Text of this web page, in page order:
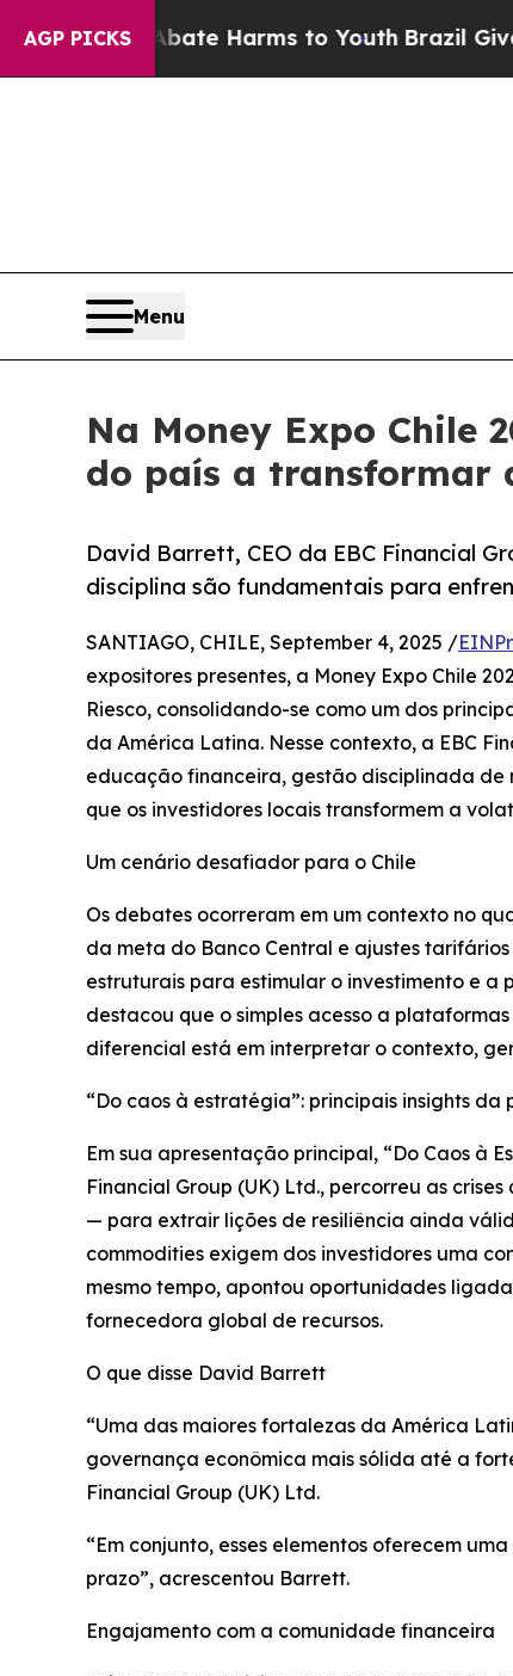
AGP PICKS
to Abate Harms to Youth Brazil Gives
Menu
Na Money Expo Chile
do país a transformar
David Barrett, CEO da EBC Financial
disciplina são fundamentais para
SANTIAGO, CHILE, September 4, 2025 /
expositores presentes, a Money Expo Chile
Riesco, consolidando-se como um dos
da América Latina. Nesse contexto, a EBC
educação financeira, gestão disciplinada de
que os investidores locais transformem a
Um cenário desafiador para o Chile
Os debates ocorreram em um contexto no
da meta do Banco Central e ajustes
estruturais para estimular o investimento e a
destacou que o simples acesso a
diferencial está em interpretar o contexto,
“Do caos à estratégia”: principais insights da
Em sua apresentação principal, “Do Caos à
Financial Group (UK) Ltd., percorreu as
— para extrair lições de resiliência ainda
commodities exigem dos investidores uma
mesmo tempo, apontou oportunidades
fornecedora global de recursos.
O que disse David Barrett
“Uma das maiores fortalezas da América
governança econômica mais sólida até a
Financial Group (UK) Ltd.
“Em conjunto, esses elementos oferecem
prazo”, acrescentou Barrett.
Engajamento com a comunidade financeira